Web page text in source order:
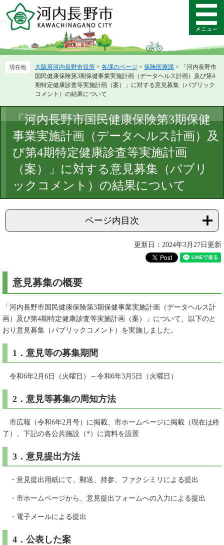
ー
先
ニ
を
へ
メ
ニ
ー
大阪府河内長野市役所 > 各課のページ > 保険医療課 >
「河内長野市
国民健康保険第3期保健事業実施計画（データヘルス計画）及び第4
期特定健康診査等実施計画（案）」に対する意見募集（パブリック
コメント）の結果について
文
「河内長野市国民健康保険第3期保健
事業実施計画（データヘルス計画）及
び第4期特定健康診査等実施計画
（案）」に対する意見募集（パブリ
ックコメント）の結果について
ページ内目次
更新日：2024年3月27日更新
意見募集の概要
「河内長野市国民健康保険第3期保健事業実施計画（データヘルス計
画）及び第4期特定健康診査等実施計画（案）」について、以下のと
おり意見募集（パブリックコメント）を実施しました。
1．意見等の募集期間
令和6年2月6日（火曜日）～令和6年3月5日（火曜日）
2．意見等募集の周知方法
市広報（令和6年2月号）に掲載、市ホームページに掲載（現在は終
了）、下記の各公共施設（*）に資料を設置
3．意見提出方法
・意見提出用紙にて、郵送、持参、ファクシミリによる提出
・市ホームページから、意見提出フォームへの入力による提出
・電子メールによる提出
4．公表した案